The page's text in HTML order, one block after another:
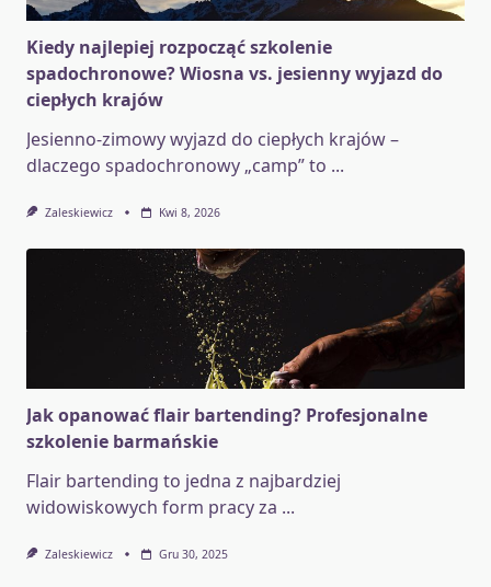
Kiedy najlepiej rozpocząć szkolenie
spadochronowe? Wiosna vs. jesienny wyjazd do
ciepłych krajów
Jesienno-zimowy wyjazd do ciepłych krajów –
dlaczego spadochronowy „camp” to ...
Zaleskiewicz Kwi 8, 2026
Jak opanować flair bartending? Profesjonalne
szkolenie barmańskie
Flair bartending to jedna z najbardziej
widowiskowych form pracy za ...
Zaleskiewicz Gru 30, 2025